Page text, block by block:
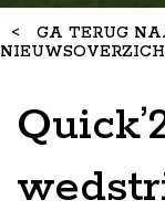
< GA TERUG